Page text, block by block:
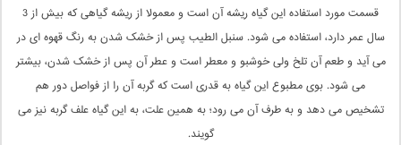
قسمت مورد استفاده این گیاه ریشه آن است و معمولا از ریشه گیاهی که بیش از 3
سال عمر دارد، استفاده می شود. سنبل الطیب پس از خشک شدن به رنگ قهوه ای در
می آید و طعم آن تلخ ولی خوشبو و معطر است و عطر آن پس از خشک شدن، بیشتر
می شود. بوی مطبوع این گیاه به قدری است که گربه آن را از فواصل دور هم
تشخیص می دهد و به طرف آن می رود؛ به همین علت، به این گیاه علف گربه نیز می
گویند.